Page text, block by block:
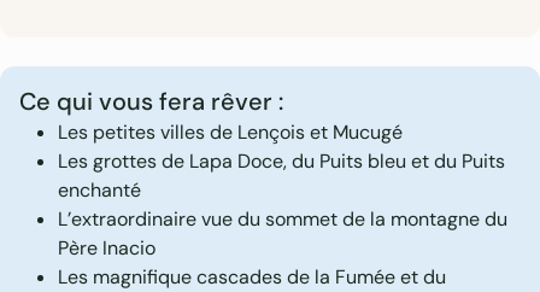
Ce qui vous fera rêver :
Les petites villes de Lençois et Mucugé
Les grottes de Lapa Doce, du Puits bleu et du Puits
enchanté
L’extraordinaire vue du sommet de la montagne du
Père Inacio
Les magnifique cascades de la Fumée et du